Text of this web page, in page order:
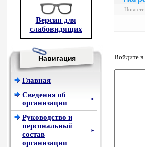
Версия для
слабовидящих
Навигация
Главная
Сведения об
организации
►
Руководство и
персональный
состав
организации
►
Войдите в